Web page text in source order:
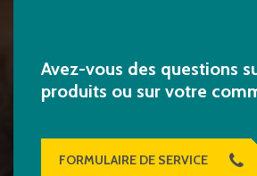
Avez-vous des questions
produits ou sur votre
FORMULAIRE DE SERVICE